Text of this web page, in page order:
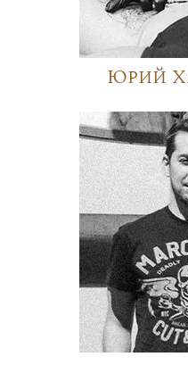
Юрий